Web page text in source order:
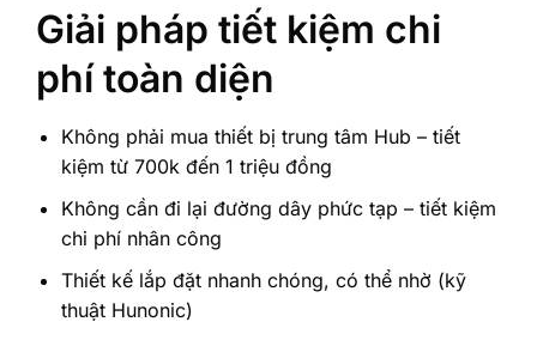
Giải pháp tiết kiệm chi
phí toàn diện
Không phải mua thiết bị trung tâm Hub – tiết
kiệm từ 700k đến 1 triệu đồng
Không cần đi lại đường dây phức tạp – tiết kiệm
chi phí nhân công
Thiết kế lắp đặt nhanh chóng, có thể nhờ (kỹ
thuật Hunonic)